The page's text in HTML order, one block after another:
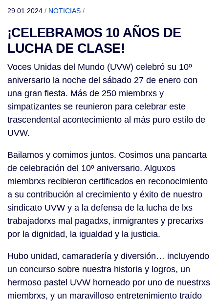
29.01.2024 / NOTICIAS /
¡CELEBRAMOS 10 AÑOS DE
LUCHA DE CLASE!
Voces Unidas del Mundo (UVW) celebró su 10º
aniversario la noche del sábado 27 de enero con
una gran fiesta. Más de 250 miembrxs y
simpatizantes se reunieron para celebrar este
trascendental acontecimiento al más puro estilo de
UVW.
Bailamos y comimos juntos. Cosimos una pancarta
de celebración del 10º aniversario. Alguxos
miembrxs recibieron certificados en reconocimiento
a su contribución al crecimiento y éxito de nuestro
sindicato UVW y a la defensa de la lucha de lxs
trabajadorxs mal pagadxs, inmigrantes y precarixs
por la dignidad, la igualdad y la justicia.
Hubo unidad, camaradería y diversión… incluyendo
un concurso sobre nuestra historia y logros, un
hermoso pastel UVW horneado por uno de nuestrxs
miembrxs, y un maravilloso entretenimiento traído